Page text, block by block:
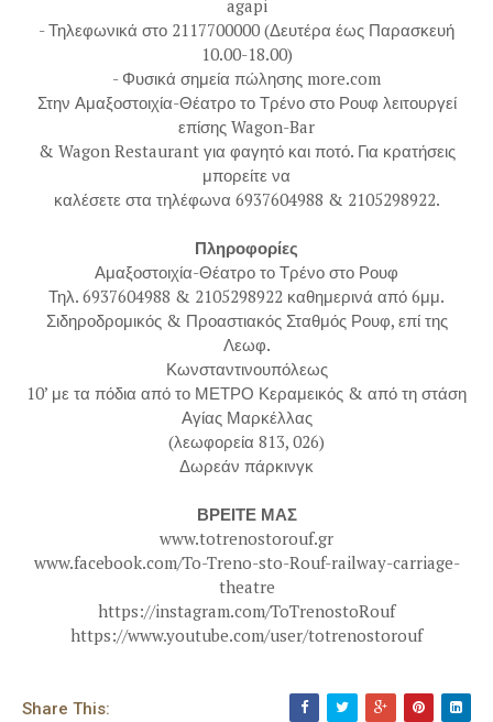
agapi
- Τηλεφωνικά στο 2117700000 (Δευτέρα έως Παρασκευή
10.00-18.00)
- Φυσικά σημεία πώλησης more.com
Στην Αμαξοστοιχία-Θέατρο το Τρένο στο Ρουφ λειτουργεί
επίσης Wagon-Bar
& Wagon Restaurant για φαγητό και ποτό. Για κρατήσεις
μπορείτε να
καλέσετε στα τηλέφωνα 6937604988 & 2105298922.
Πληροφορίες
Αμαξοστοιχία-Θέατρο το Τρένο στο Ρουφ
Τηλ. 6937604988 & 2105298922 καθημερινά από 6μμ.
Σιδηροδρομικός & Προαστιακός Σταθμός Ρουφ, επί της
Λεωφ.
Κωνσταντινουπόλεως
10’ με τα πόδια από το ΜΕΤΡΟ Κεραμεικός & από τη στάση
Αγίας Μαρκέλλας
(λεωφορεία 813, 026)
Δωρεάν πάρκινγκ
ΒΡΕΙΤΕ ΜΑΣ
www.totrenostorouf.gr
www.facebook.com/To-Treno-sto-Rouf-railway-carriage-
theatre
https://instagram.com/ToTrenostoRouf
https://www.youtube.com/user/totrenostorouf
Share This: